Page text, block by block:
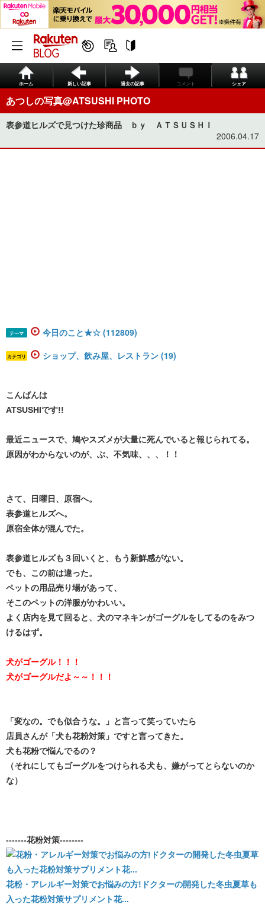
ホーム 新しい記事 過去の記事 コメント シェア
あつしの写真@ATSUSHI PHOTO
表参道ヒルズで見つけた珍商品 ｂｙ ＡＴＳＵＳＨＩ
2006.04.17
テーマ 今日のこと★☆ (112809)
カテゴリ ショップ、飲み屋、レストラン (19)
こんばんは
ATSUSHIです!!
最近ニュースで、鳩やスズメが大量に死んでいると報じられてる。
原因がわからないのが、ぶ、不気味、、、！！
さて、日曜日、原宿へ。
表参道ヒルズへ。
原宿全体が混んでた。
表参道ヒルズも３回いくと、もう新鮮感がない。
でも、この前は違った。
ペットの用品売り場があって、
そこのペットの洋服がかわいい。
よく店内を見て回ると、犬のマネキンがゴーグルをしてるのをみつ
けるはず。
犬がゴーグル！！！
犬がゴーグルだよ～～！！！
「変なの。でも似合うな。」と言って笑っていたら
店員さんが「犬も花粉対策」ですと言ってきた。
犬も花粉で悩んでるの？
（それにしてもゴーグルをつけられる犬も、嫌がってとらないのか
な）
-------花粉対策--------
花粉・アレルギー対策でお悩みの方!ドクターの開発した冬虫夏草も
入った花粉対策サプリメント花...